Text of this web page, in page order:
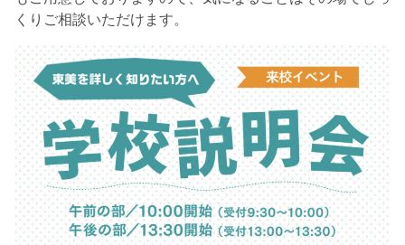
くりご相談いただけます。